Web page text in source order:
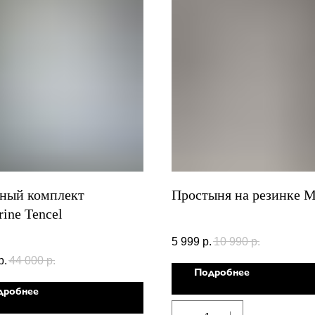
комплект
Tencel
44 000 р.
Простыня на резинке
5 999 р. 10 990 р.
Подробнее